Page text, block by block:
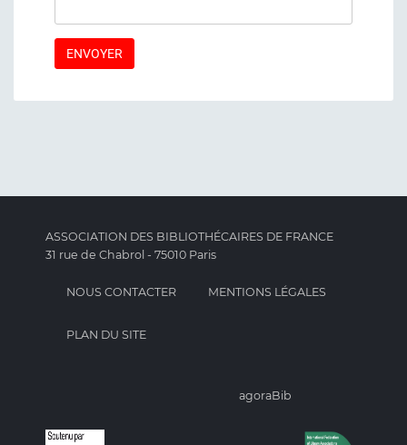
ASSOCIATION DES BIBLIOTHÉCAIRES DE FRANCE
31 rue de Chabrol - 75010 Paris
NOUS CONTACTER MENTIONS LÉGALES
PLAN DU SITE
agoraBib